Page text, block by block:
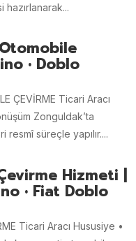
• Doblo
ÇEVİRME Ticari Aracı
Zonguldak’ta
süreçle yapılır....
Hizmeti |
• Fiat Doblo
Ticari Aracı Hususiye •